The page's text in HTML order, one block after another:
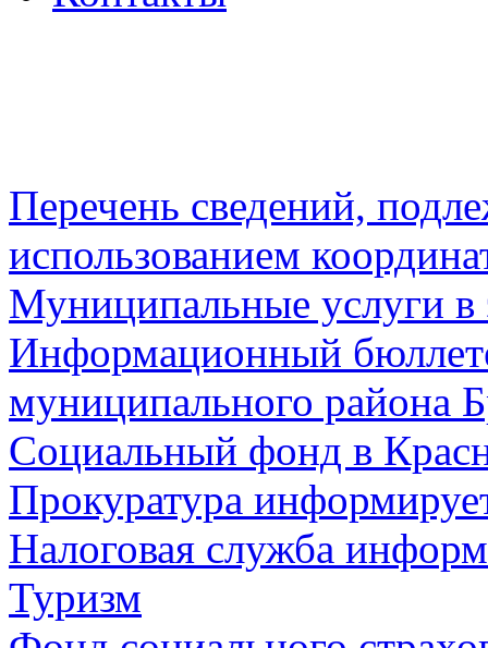
Перечень сведений,
использованием
Муниципальные услуги в
Информационный
муниципального района
Социальный фонд в
Прокуратура
Налоговая служба
Туризм